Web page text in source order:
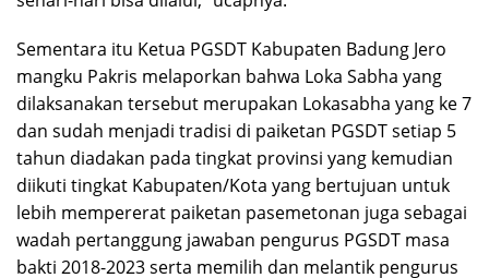
Sementara itu Ketua PGSDT Kabupaten Badung Jero
mangku Pakris melaporkan bahwa Loka Sabha yang
dilaksanakan tersebut merupakan Lokasabha yang ke 7
dan sudah menjadi tradisi di paiketan PGSDT setiap 5
tahun diadakan pada tingkat provinsi yang kemudian
diikuti tingkat Kabupaten/Kota yang bertujuan untuk
lebih mempererat paiketan pasemetonan juga sebagai
wadah pertanggung jawaban pengurus PGSDT masa
bakti 2018-2023 serta memilih dan melantik pengurus